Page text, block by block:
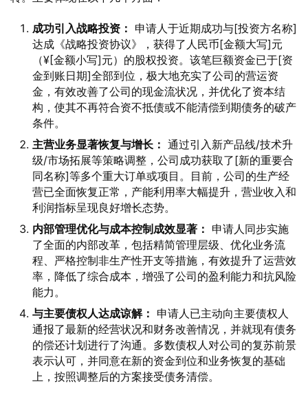
成功引入战略投资： 申请人于近期成功与[投资方名称]
达成《战略投资协议》，获得了人民币[金额大写]元
（¥[金额小写]元）的股权投资。该笔巨额资金已于[资
金到账日期]全部到位，极大地充实了公司的营运资
金，有效改善了公司的现金流状况，并优化了资本结
构，使其不再符合资不抵债或不能清偿到期债务的破产
条件。
主营业务显著恢复与增长： 通过引入新产品线/技术升
级/市场拓展等策略调整，公司成功获取了[新的重要合
同名称]等多个重大订单或项目。目前，公司的生产经
营已全面恢复正常，产能利用率大幅提升，营业收入和
利润指标呈现良好增长态势。
内部管理优化与成本控制成效显著： 申请人同步实施
了全面的内部改革，包括精简管理层级、优化业务流
程、严格控制非生产性开支等措施，有效提升了运营效
率，降低了综合成本，增强了公司的盈利能力和抗风险
能力。
与主要债权人达成谅解： 申请人已主动向主要债权人
通报了最新的经营状况和财务改善情况，并就现有债务
的偿还计划进行了沟通。多数债权人对公司的复苏前景
表示认可，并同意在新的资金到位和业务恢复的基础
上，按照调整后的方案接受债务清偿。